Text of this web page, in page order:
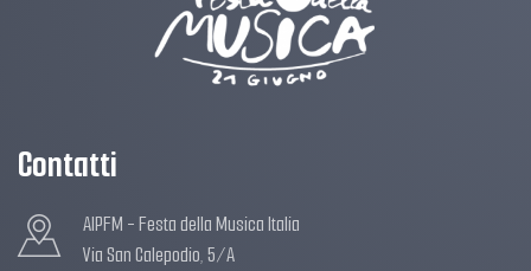
Contatti
AIPFM - Festa della Musica Italia
Via San Calepodio, 5/A